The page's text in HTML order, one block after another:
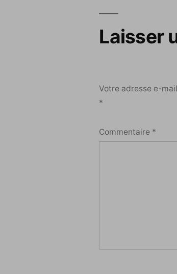
Laisser
Votre adresse e-
*
Commentaire *